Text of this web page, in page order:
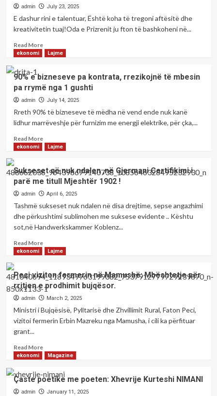
për
shtrenjtimin
rrymës:
po
Kosova,
qytetarët
po
admin July 23, 2025
E dashur rini e talentuar, Është koha të tregoni aftësitë dhe
kreativitetin tuaj!Oda e Prizrenit ju fton të bashkoheni në...
Read MoreRead
more
për
Rininë
Zejtare
dhe
të
ekonomi Lajme
90% e bizneseve pa kontrata, rrezikojnë të mbesin
pa rrymë nga 1 gushti
admin July 14, 2025
Rreth 90% të bizneseve të mëdha në vend ende nuk kanë
lidhur marrëveshje për furnizim me energji elektrike, për çka,...
Read MoreRead
more
e
bizneseve
pa
kontrata,
të
mbesin
rrymë
nga
gushti
ekonomi Lajme
Sukseset që nuk ndalen ,në Gjermani Certifikimi i
parë me titull Mjeshtër 1902 !
admin April 6, 2025
Tashmë sukseset nuk ndalen në disa drejtime, sepse angazhimi
dhe përkushtimi sublimohen me suksese evidente .. Kështu
sot,në Handwerkskammer Koblenz...
Read MoreRead
more
që
nuk
ndalen
,në
Gjermani
Certifikimi
me
titull
Mjeshtër
1902
!
ekonomi Lajme
Peci viziton fermerin në Mamushë: Mbështetje për
rritjen e prodhimit bujqësor.
admin March 2, 2025
Ministri i Bujqësisë, Pylltarisë dhe Zhvillimit Rural, Faton Peci,
vizitoi fermerin Erbin Mazreku nga Mamusha, i cili ka përfituar
grant...
Read MoreRead
more
Peci
viziton
fermerin
ekonomi Magazine
Çaste poetike me poeten: Xhevrije Kurteshi NIMANI
admin January 11, 2025